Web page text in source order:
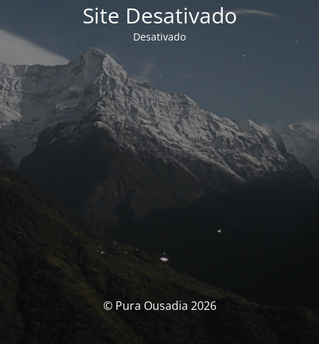
Site Desativado
Desativado
© Pura Ousadia 2026